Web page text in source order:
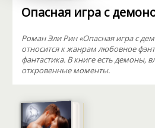
Опасная игра с
Роман Эли Рин «Опасная игра с
относится к жанрам любовное
фантастика. В книге есть демоны,
откровенные моменты.